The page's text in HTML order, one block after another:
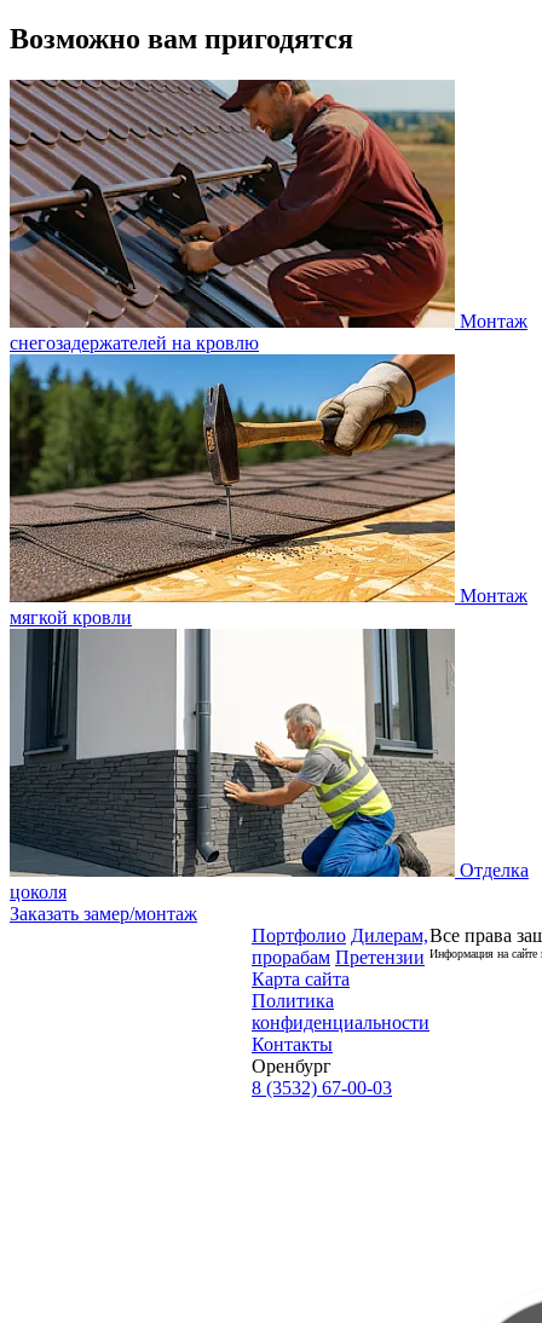
Возможно вам пригодятся
Монтаж
снегозадержателей на кровлю
Монтаж
мягкой кровли
Отделка
цоколя
Заказать замер/монтаж
Портфолио Дилерам,
прорабам Претензии
Карта сайта
Политика
конфиденциальности
Контакты
Оренбург
8 (3532) 67-00-03
Все права
Информация на сайте